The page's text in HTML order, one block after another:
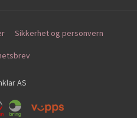
Sikkerhet og personvern
AS